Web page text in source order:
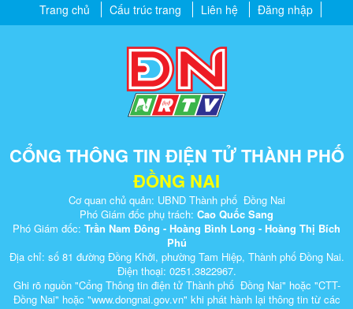
Trang chủ Cấu trúc trang Liên hệ Đăng nhập
CỔNG THÔNG TIN ĐIỆN TỬ THÀNH PHỐ
ĐỒNG NAI
Cơ quan chủ quản: UBND Thành phố Đồng Nai
Phó Giám đốc phụ trách: Cao Quốc Sang
Phó Giám đốc: Trần Nam Đông - Hoàng Bình Long - Hoàng Thị Bích
Phú
Địa chỉ: số 81 đường Đồng Khởi, phường Tam Hiệp, Thành phố Đồng Nai.
Điện thoại: 0251.3822967.
Ghi rõ nguồn "Cổng Thông tin điện tử Thành phố Đồng Nai" hoặc "CTT-
Đồng Nai" hoặc "www.dongnai.g​ov.vn" khi ​phát hành lại thông tin từ các